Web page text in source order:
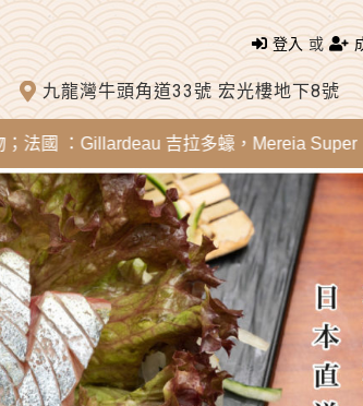
登入 或
九龍灣牛頭角道33號 宏光樓地下8號
吉拉多蠔，Mereia Super；愛